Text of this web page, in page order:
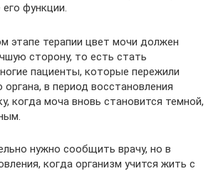
функции.
этапе терапии цвет мочи должен
сторону, то есть стать
пациенты, которые пережили
в период восстановления
когда моча вновь становится темной,
нужно сообщить врачу, но в
когда организм учится жить с